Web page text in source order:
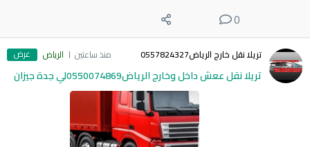
0
تريلا نقل خارج الرياض0557824327 منذ ساعتين الرياض عرض
تريلا نقل ععش داخل وخارج الرياض0550074869لي جدة جيزان